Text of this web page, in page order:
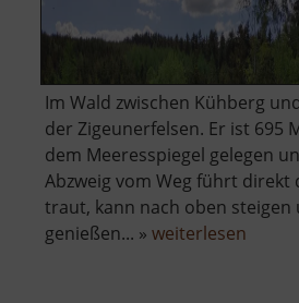
Im Wald zwischen Kühberg
der Zigeunerfelsen. Er ist 695
dem Meeresspiegel gelegen
Abzweig vom Weg führt direkt
traut, kann nach oben steigen
genießen... » weiterlesen